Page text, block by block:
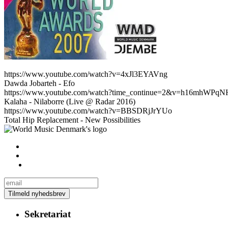
https://www.youtube.com/watch?v=4xJl3EYAVng
Dawda Jobarteh - Efo
https://www.youtube.com/
Kalaha - Nilaborre (Live @ Radar 2016)
https://www.youtube.com/watch?v=BBSDRjJrYUo
Total Hip Replacement - New Possibilities
Sekretariat